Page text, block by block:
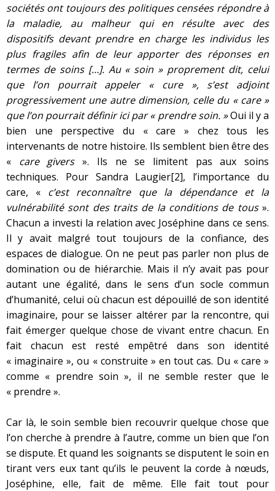
sociétés ont toujours des politiques censées répondre à
la maladie, au malheur qui en résulte avec des
dispositifs devant prendre en charge les individus les
plus fragiles afin de leur apporter des réponses en
termes de soins […]. Au « soin » proprement dit, celui
que l’on pourrait appeler « cure », s’est adjoint
progressivement une autre dimension, celle du « care »
que l’on pourrait définir ici par « prendre soin. »Oui il y a
bien une perspective du « care » chez tous les
intervenants de notre histoire. Ils semblent bien être des
« care givers». Ils ne se limitent pas aux soins
techniques. Pour Sandra Laugier[2], l’importance du
care, « c’est reconnaître que la dépendance et la
vulnérabilité sont des traits de la conditions de tous».
Chacun a investi la relation avec Joséphine dans ce sens.
Il y avait malgré tout toujours de la confiance, des
espaces de dialogue. On ne peut pas parler non plus de
domination ou de hiérarchie. Mais il n’y avait pas pour
autant une égalité, dans le sens d’un socle commun
d’humanité, celui où chacun est dépouillé de son identité
imaginaire, pour se laisser altérer par la rencontre, qui
fait émerger quelque chose de vivant entre chacun. En
fait chacun est resté empêtré dans son identité
« imaginaire », ou « construite » en tout cas. Du « care »
comme « prendre soin », il ne semble rester que le
« prendre ».
Car là, le soin semble bien recouvrir quelque chose que
l’on cherche à prendre à l’autre, comme un bien que l’on
se dispute. Et quand les soignants se disputent le soin en
tirant vers eux tant qu’ils le peuvent la corde à nœuds,
Joséphine, elle, fait de même. Elle fait tout pour